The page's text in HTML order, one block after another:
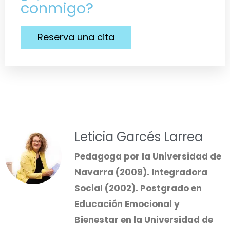
conmigo?
Reserva una cita
Leticia Garcés Larrea
Pedagoga por la Universidad de
Navarra (2009). Integradora
Social (2002). Postgrado en
Educación Emocional y
Bienestar en la Universidad de